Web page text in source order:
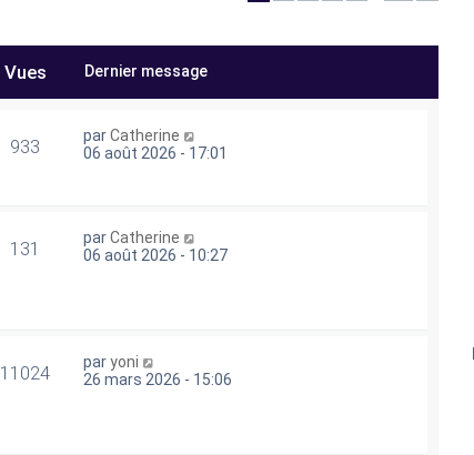
Vues Dernier message
933 parCatherine
06 août 2026 - 17:01
131 parCatherine
06 août 2026 - 10:27
11024 paryoni
26 mars 2026 - 15:06